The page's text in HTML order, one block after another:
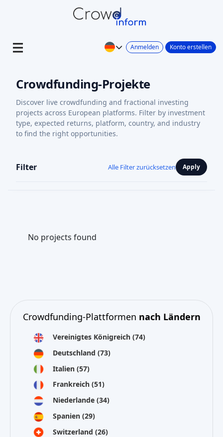
Anmelden Konto erstellen
Crowdfunding-Projekte
Discover live crowdfunding and fractional investing
projects across European platforms. Filter by investment
type, expected returns, platform, country, and industry
to find the right opportunities.
Filter Alle Filter zurücksetzen Apply
No projects found
Crowdfunding-Plattformen nach Ländern
Vereinigtes Königreich (74)
Deutschland (73)
Italien (57)
Frankreich (51)
Niederlande (34)
Spanien (29)
Switzerland (26)